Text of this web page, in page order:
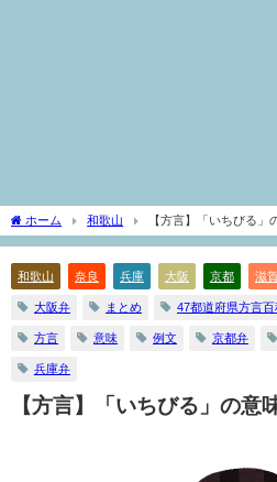
ホーム 和歌山 【方言】「いちびる」
和歌山 奈良 兵庫 大阪 京都 滋
大阪弁 まとめ 47都道府県方言
方言 意味 例文 京都弁
兵庫弁
【方言】「いちびる」の意